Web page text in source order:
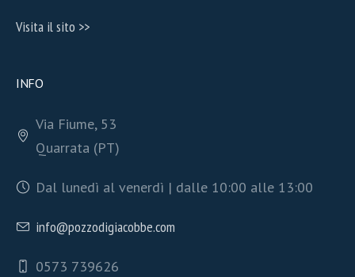
Visita il sito >>
INFO
Via Fiume, 53
Quarrata (PT)
Dal lunedì al venerdì | dalle 10:00 alle 13:00
info@pozzodigiacobbe.com
0573 739626